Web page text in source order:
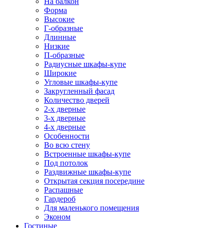
Форма
Высокие
Г-образные
Длинные
Низкие
П-образные
Радиусные шкафы-купе
Широкие
Угловые шкафы-купе
Закругленный фасад
Количество дверей
2-х дверные
3-х дверные
4-х дверные
Особенности
Во всю стену
Встроенные шкафы-купе
Под потолок
Раздвижные шкафы-купе
Открытая секция посередине
Распашные
Гардероб
Для маленького помещения
Эконом
Гостиные